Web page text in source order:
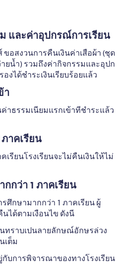
และค่าอุปกรณ์การเรียน
ขอสงวนการคืนเงินค่าเสือผ้า (ชุด
ยน้ำ) รวมถึงค่ากิจกรรมและอุปก
งได้ชําระเงินเรียบร้อยแล้ว
า
าธรรมเนียมแรกเข้าทีชําระแล้ว
าคเรียน
เรียนโรงเรียนจะไม่คืนเงินให้ไม่
กว่า 1 ภาคเรียน
ศึกษามากกว่า 1 ภาคเรียน ผู้
ได้ตามเงือนไข ดังนี
นทราบเปนลายลักษณ์อักษรล่วง
เต็ม
บการพิจารณาของทางโรงเรียน